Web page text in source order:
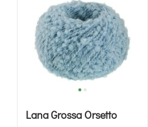
Lana Grossa Orsetto